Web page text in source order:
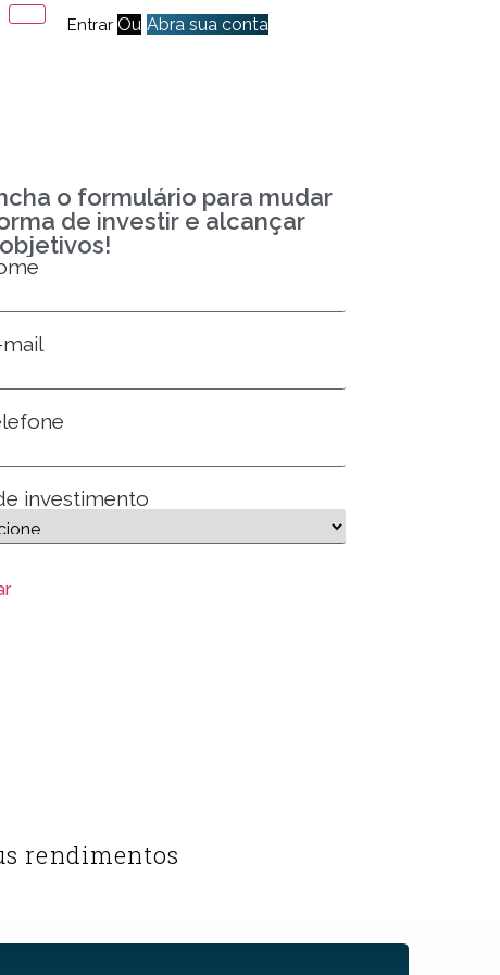
EntrarOu Abra sua conta
o formulário para mudar
de investir e alcançar
investimento
rendimentos​